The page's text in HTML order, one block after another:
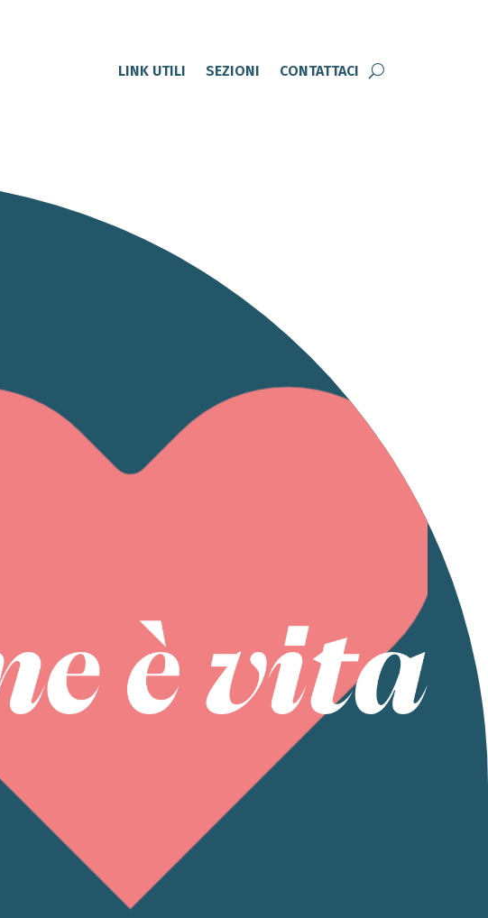
LINK UTILI SEZIONI CONTATTACI